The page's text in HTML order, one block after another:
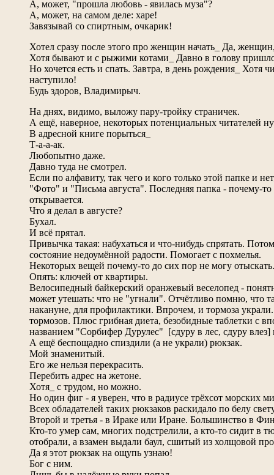
А, может, "прошла любовь - явилась муза"?
А, может, на самом деле: харе!
Завязывай со спиртным, очкарик!
Хотел сразу после этого про женщин начать_ Да,
Хотя бывают и с рыжими котами_ Давно в голову
Но хочется есть и спать. Завтра, в день рождения_ Хотя
наступило!
Будь здоров, Владимирыч.
На днях, видимо, выложу пару-тройку страничек.
А ещё, наверное, некоторых потенциальных читателей
В адресной книге порыться_
Т-а-а-ак.
Любопытно даже.
Давно туда не смотрел.
Если по алфавиту, так чего и кого только этой папке и
"Фото" и "Письма августа". Последняя папка - почему-
открывается.
Что я делал в августе?
Бухал.
И всё прятал.
Привычка такая: набухаться и что-нибудь спрятать.
состояние недоумённой радости. Помогает с похмелья.
Некоторых вещей почему-то до сих пор не могу отыскать.
Опять: ключей от квартиры.
Велосипедный байкерский оранжевый веселопед -
может утешать: что не "угнали". Отчётливо помню, что
накануне, для профилактики. Впрочем, и тормоза
тормозов. Плюс грибная диета, безобидные таблетки с
названием "Сорбифер Дурулес" [сдуру в лес, сдуру влез]
А ещё беспощадно спиздили (а не украли) рюкзак.
Мой знаменитый.
Его же нельзя перекрасить.
Перебить адрес на жетоне.
Хотя_ с трудом, но можно.
Но один фиг - я уверен, что в радиусе трёхсот морских
Всех обладателей таких рюкзаков раскидало по белу
Второй и третья - в Ираке или Иране. Большинство в
Кто-то умер сам, многих подстрелили, а кто-то сидит в
отобрали, а взамен выдали баул, сшитый из холщовой
Да я этот рюкзак на ощупь узнаю!
Бог с ним.